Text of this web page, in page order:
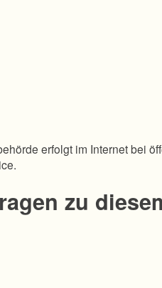
erfolgt im Internet bei
zu